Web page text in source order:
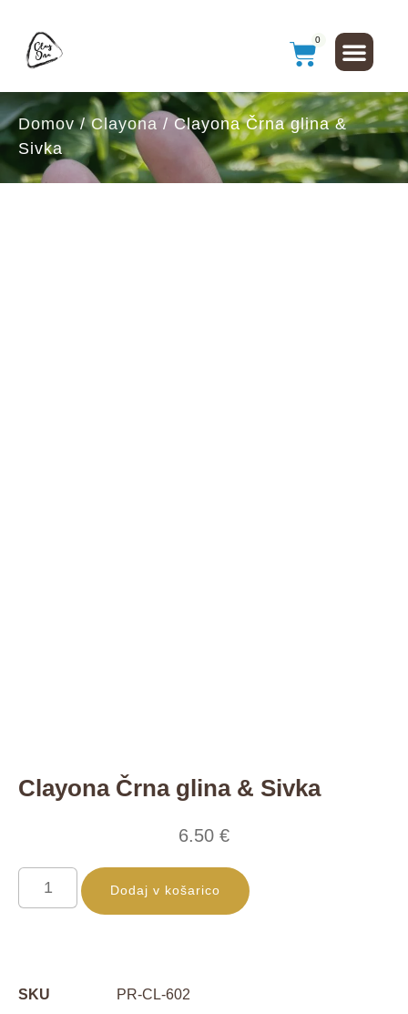
0
Domov /Clayona / Clayona Črna glina &
Sivka
Clayona Črna glina & Sivka
6.50 €
Dodaj v košarico
SKU
PR-CL-602